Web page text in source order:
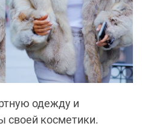
одежду и
своей косметики.